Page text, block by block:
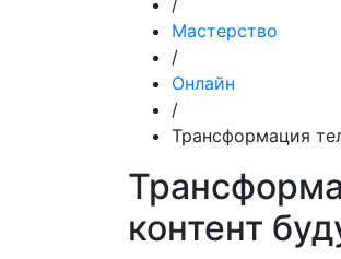
/
Мастерство
/
Онлайн
/
Трансформация
контент